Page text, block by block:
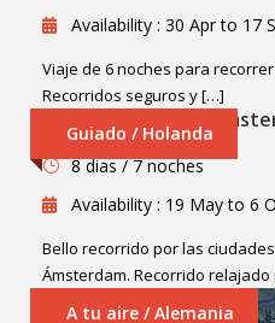
Availability : 30 Apr to 17
Viaje de 6 noches para
Recorridos seguros y […]
Guiado / Holanda
Holland: South of
8 dias / 7 noches
Availability : 19 May to 6
Bello recorrido por las
Ámsterdam. Recorrido
A tu aire / Alemania